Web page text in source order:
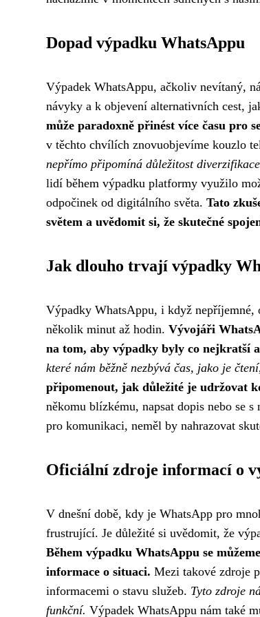
Dopad výpadku WhatsAppu
Výpadek WhatsAppu, ačkoliv nevítaný,
návyky a k objevení alternativních cest,
může paradoxně přinést více času
v těchto chvílích znovuobjevíme kouzlo
nepřímo připomíná důležitost
lidí během výpadku platformy využilo
odpočinek od digitálního světa. Tato
světem a uvědomit si, že skutečné
Jak dlouho trvají výpadky
Výpadky WhatsAppu, i když
několik minut až hodin. Vývojáři
na tom, aby výpadky byly co nejkratší a
které nám běžně nezbývá čas, jako je
připomenout, jak důležité je udržovat
někomu blízkému, napsat dopis nebo se
pro komunikaci, neměl by nahrazovat
Oficiální zdroje informací o
V dnešní době, kdy je WhatsApp pro
frustrující. Je důležité si uvědomit, že
Během výpadku WhatsAppu se
informace o situaci. Mezi takové zdroje
informacemi o stavu služeb. Tyto zdroje
funkční. Výpadek WhatsAppu nám také